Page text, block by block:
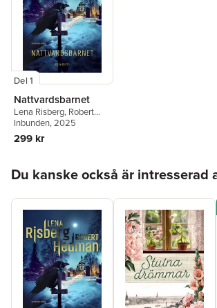
Del 1
Nattvardsbarnet
Lena Risberg, Robert
Hedman
Inbunden, 2025
299 kr
Du kanske också är intresserad